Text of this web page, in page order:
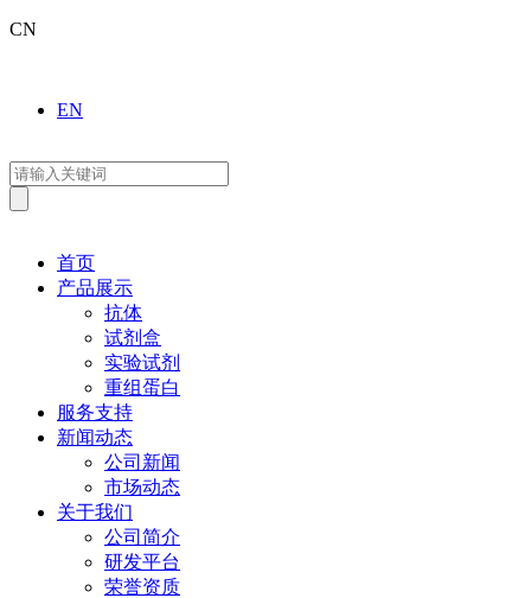
CN
EN
首页
产品展示
抗体
试剂盒
实验试剂
重组蛋白
服务支持
新闻动态
公司新闻
市场动态
关于我们
公司简介
研发平台
荣誉资质